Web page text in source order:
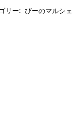
リー: びーのマルシェ